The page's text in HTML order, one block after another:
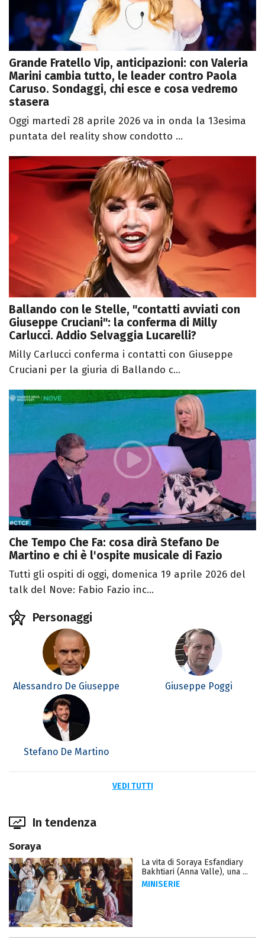
Grande Fratello Vip, anticipazioni: con Valeria
Marini cambia tutto, le leader contro Paola
Caruso. Sondaggi, chi esce e cosa vedremo
stasera
Oggi martedì 28 aprile 2026 va in onda la 13esima
puntata del reality show condotto ...
Ballando con le Stelle, "contatti avviati con
Giuseppe Cruciani": la conferma di Milly
Carlucci. Addio Selvaggia Lucarelli?
Milly Carlucci conferma i contatti con Giuseppe
Cruciani per la giuria di Ballando c...
Che Tempo Che Fa: cosa dirà Stefano De
Martino e chi è l'ospite musicale di Fazio
Tutti gli ospiti di oggi, domenica 19 aprile 2026 del
talk del Nove: Fabio Fazio inc...
Personaggi
Alessandro De Giuseppe Giuseppe Poggi
Stefano De Martino
VEDI TUTTI
In tendenza
Soraya
La vita di Soraya Esfandiary
Bakhtiari (Anna Valle), una ...
MINISERIE